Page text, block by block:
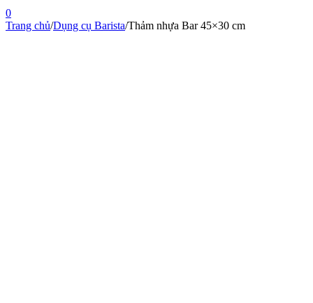
0
Trang chủ/Dụng cụ Barista/Thảm nhựa Bar 45×30 cm